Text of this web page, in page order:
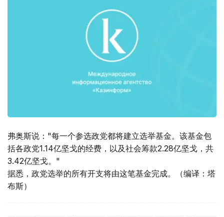
弗奥斯说："每一个参选政党都将建立选举基金。该基金包
括各政党1.14亿坚戈的经费，以及社会筹款2.28亿坚戈，共
3.42亿坚戈。"
据悉，政党选举的所有开支将由这笔基金完成。（编译：塔
布斯）